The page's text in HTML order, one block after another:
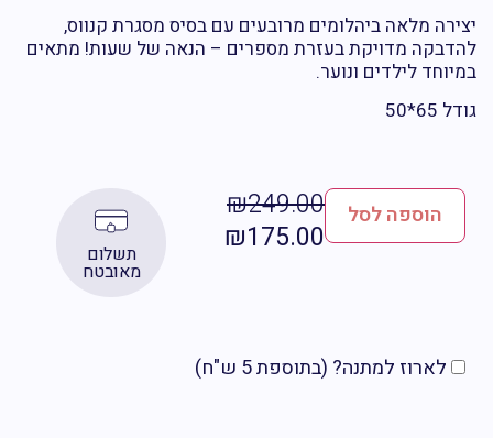
מלאה ביהלומים מרובעים עם בסיס מסגרת קנווס,
מדויקת בעזרת מספרים – הנאה של שעות! מתאים
לילדים ונוער.
הוספה לסל ₪249.00
₪175.00 תשלום
מאובטח
לארוז למתנה? (בתוספת 5 ש"ח)